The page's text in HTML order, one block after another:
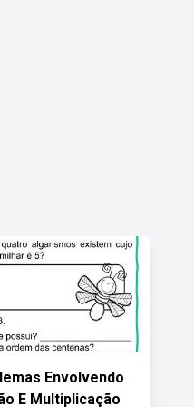
Envolvendo
E Multiplicação